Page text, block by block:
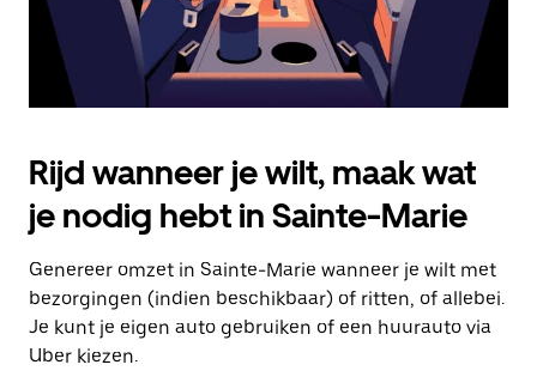
Rijd wanneer je wilt, maak wat
je nodig hebt in Sainte-Marie
Genereer omzet in Sainte-Marie wanneer je wilt met
bezorgingen (indien beschikbaar) of ritten, of allebei.
Je kunt je eigen auto gebruiken of een huurauto via
Uber kiezen.